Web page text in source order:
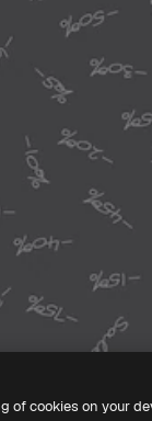
of cookies on your